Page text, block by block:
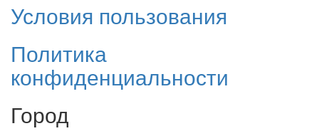
Условия пользования
Политика
конфиденциальности
Город